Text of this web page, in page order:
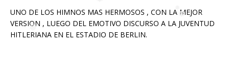
❅
UNO DE LOS HIMNOS MAS HERMOSOS , CON LA MEJOR
VERSION , LUEGO DEL EMOTIVO DISCURSO A LA JUVENTUD
HITLERIANA EN EL ESTADIO DE BERLIN.